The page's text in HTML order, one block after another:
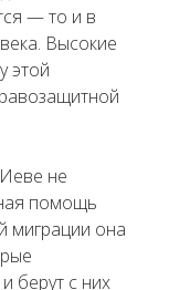
— то и в
Высокие
этой
не
помощь
миграции она
берут с них